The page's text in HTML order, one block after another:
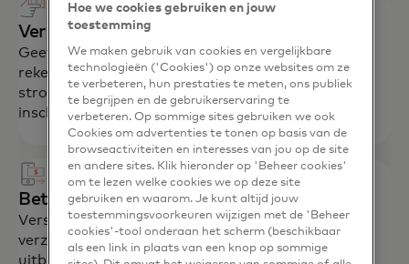
Vereenvoudig betalingen aan werknemers
Geef werknemers kaarten voor fiscaal voordelige
rekeningen (HSA, FSA) om vergoedingen te
stroomlijnen, papierwerk te verminderen en
inschrijving te stimuleren.
Betaal patiënten en leden snel terug
Verstrek bijna in realtime betalingen van
verzekeringsclaims, restituties en andere
uitbetalingen.
Hoe we cookies gebruiken en jouw
toestemming
We maken gebruik van cookies en vergelijkbare
technologieën ('Cookies') op onze websites om ze
te verbeteren, hun prestaties te meten, ons publiek
te begrijpen en de gebruikerservaring te
verbeteren. Op sommige sites gebruiken we ook
Cookies om advertenties te tonen op basis van de
browseactiviteiten en interesses van jou op de site
en andere sites. Klik hieronder op 'Beheer cookies'
om te lezen welke cookies we op deze site
gebruiken en waarom. Je kunt altijd jouw
toestemmingsvoorkeuren wijzigen met de 'Beheer
cookies'-tool onderaan het scherm (beschikbaar
als een link in plaats van een knop op sommige